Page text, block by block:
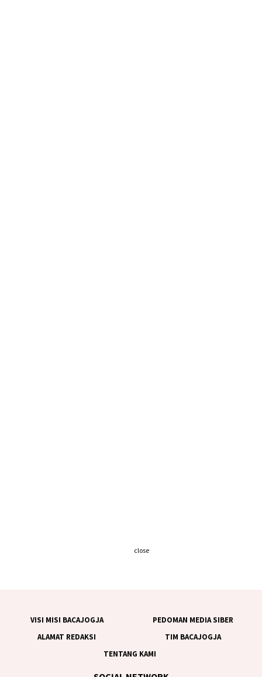
VISI MISI BACAJOGJA
PEDOMAN MEDIA SIBER
ALAMAT REDAKSI
TIM BACAJOGJA
TENTANG KAMI
close